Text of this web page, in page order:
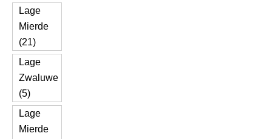
Lage
Mierde
(21)
Lage
Zwaluwe
(5)
Lage
Mierde